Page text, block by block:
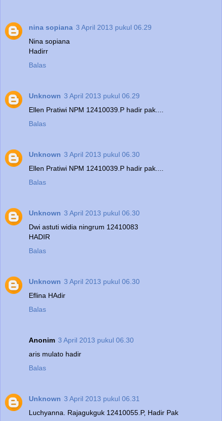
nina sopiana 3 April 2013 pukul 06.29
Nina sopiana
Hadirr
Balas
Unknown 3 April 2013 pukul 06.29
Ellen Pratiwi NPM 12410039.P hadir pak....
Balas
Unknown 3 April 2013 pukul 06.30
Ellen Pratiwi NPM 12410039.P hadir pak....
Balas
Unknown 3 April 2013 pukul 06.30
Dwi astuti widia ningrum 12410083
HADIR
Balas
Unknown 3 April 2013 pukul 06.30
Eflina HAdir
Balas
Anonim 3 April 2013 pukul 06.30
aris mulato hadir
Balas
Unknown 3 April 2013 pukul 06.31
Luchyanna. Rajagukguk 12410055.P, Hadir Pak